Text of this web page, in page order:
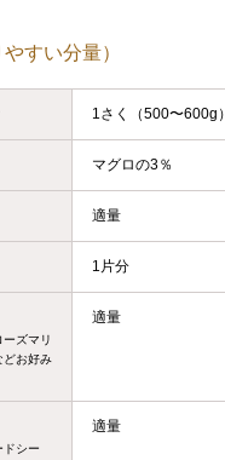
すい分量）
1さく（500〜600g）
マグロの3％
適量
1片分
ズマリ
どお好み
適量
シー
適量